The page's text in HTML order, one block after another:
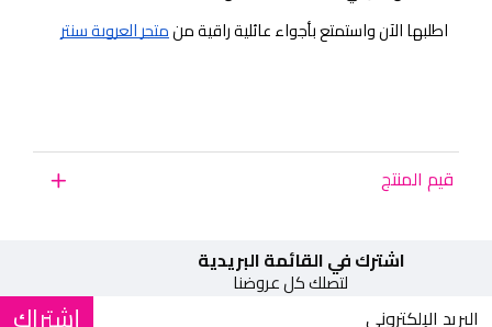
اطلبها الآن واستمتع بأجواء عائلية راقية منمتجر العروبة سنتر
قيم المنتج
اشترك في القائمة البريدية
لتصلك كل عروضنا